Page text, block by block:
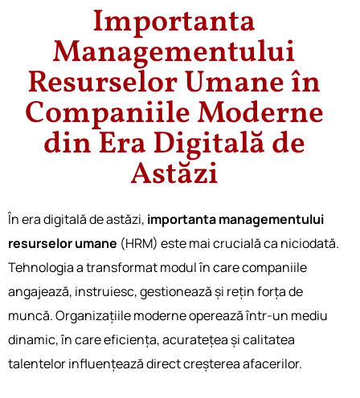
Importanta
Managementului
Resurselor Umane în
Companiile Moderne
din Era Digitală de
Astăzi
În era digitală de astăzi, importanta managementului
resurselor umane (HRM) este mai crucială ca niciodată.
Tehnologia a transformat modul în care companiile
angajează, instruiesc, gestionează și rețin forța de
muncă. Organizațiile moderne operează într-un mediu
dinamic, în care eficiența, acuratețea și calitatea
talentelor influențează direct creșterea afacerilor.